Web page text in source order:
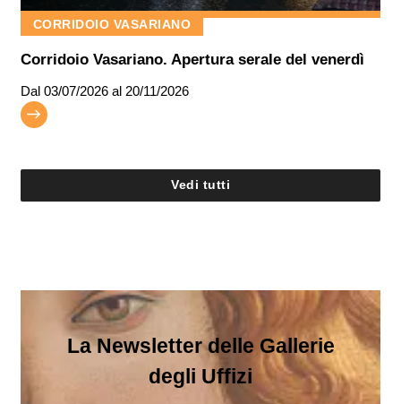
CORRIDOIO VASARIANO
Corridoio Vasariano. Apertura serale del venerdì
Dal 03/07/2026 al 20/11/2026
Vedi tutti
La Newsletter delle Gallerie
degli Uffizi